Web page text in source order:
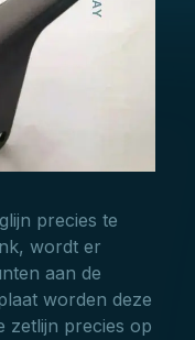
precies te
wordt er
aan de
worden deze
zetlijn precies op